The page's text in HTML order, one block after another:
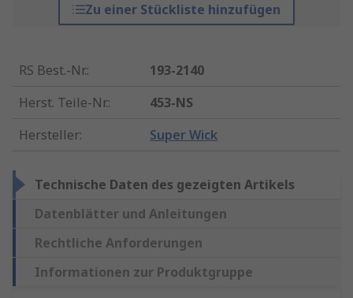
Zu einer Stückliste hinzufügen
RS Best.-Nr.:
193-2140
Herst. Teile-Nr.:
453-NS
Hersteller: Super Wick
Technische Daten des gezeigten Artikels
Datenblätter und Anleitungen
Rechtliche Anforderungen
Informationen zur Produktgruppe